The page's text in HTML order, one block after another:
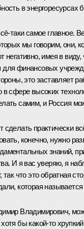
в энергоресурсах
самое главное.
мы говорим, они,
негативно, имея в
для финансовых
это заставляет
в сфере высоких
самим, и Россия
сделать практически
конечно, нужно
знаний,
И я вас уверяю, я
так что это обратная
которая
Владимирович,
бы какой‑то